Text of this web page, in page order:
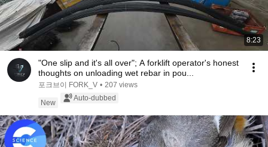
8:23
"One slip and it's all over"; A forklift operator's honest
thoughts on unloading wet rebar in pou...
포크브이 FORK_V • 207 views
New
Auto-dubbed